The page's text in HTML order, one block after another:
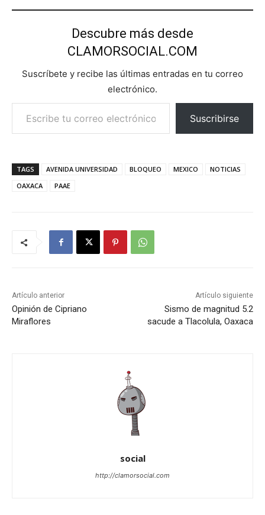
Descubre más desde
CLAMORSOCIAL.COM
Suscríbete y recibe las últimas entradas en tu correo
electrónico.
Escribe tu correo electrónico…
Suscribirse
TAGS AVENIDA UNIVERSIDAD BLOQUEO MEXICO
NOTICIAS
OAXACA
PAAE
Artículo anterior
Opinión de Cipriano
Miraflores
Artículo siguiente
Sismo de magnitud 5.2
sacude a Tlacolula, Oaxaca
social
http://clamorsocial.com